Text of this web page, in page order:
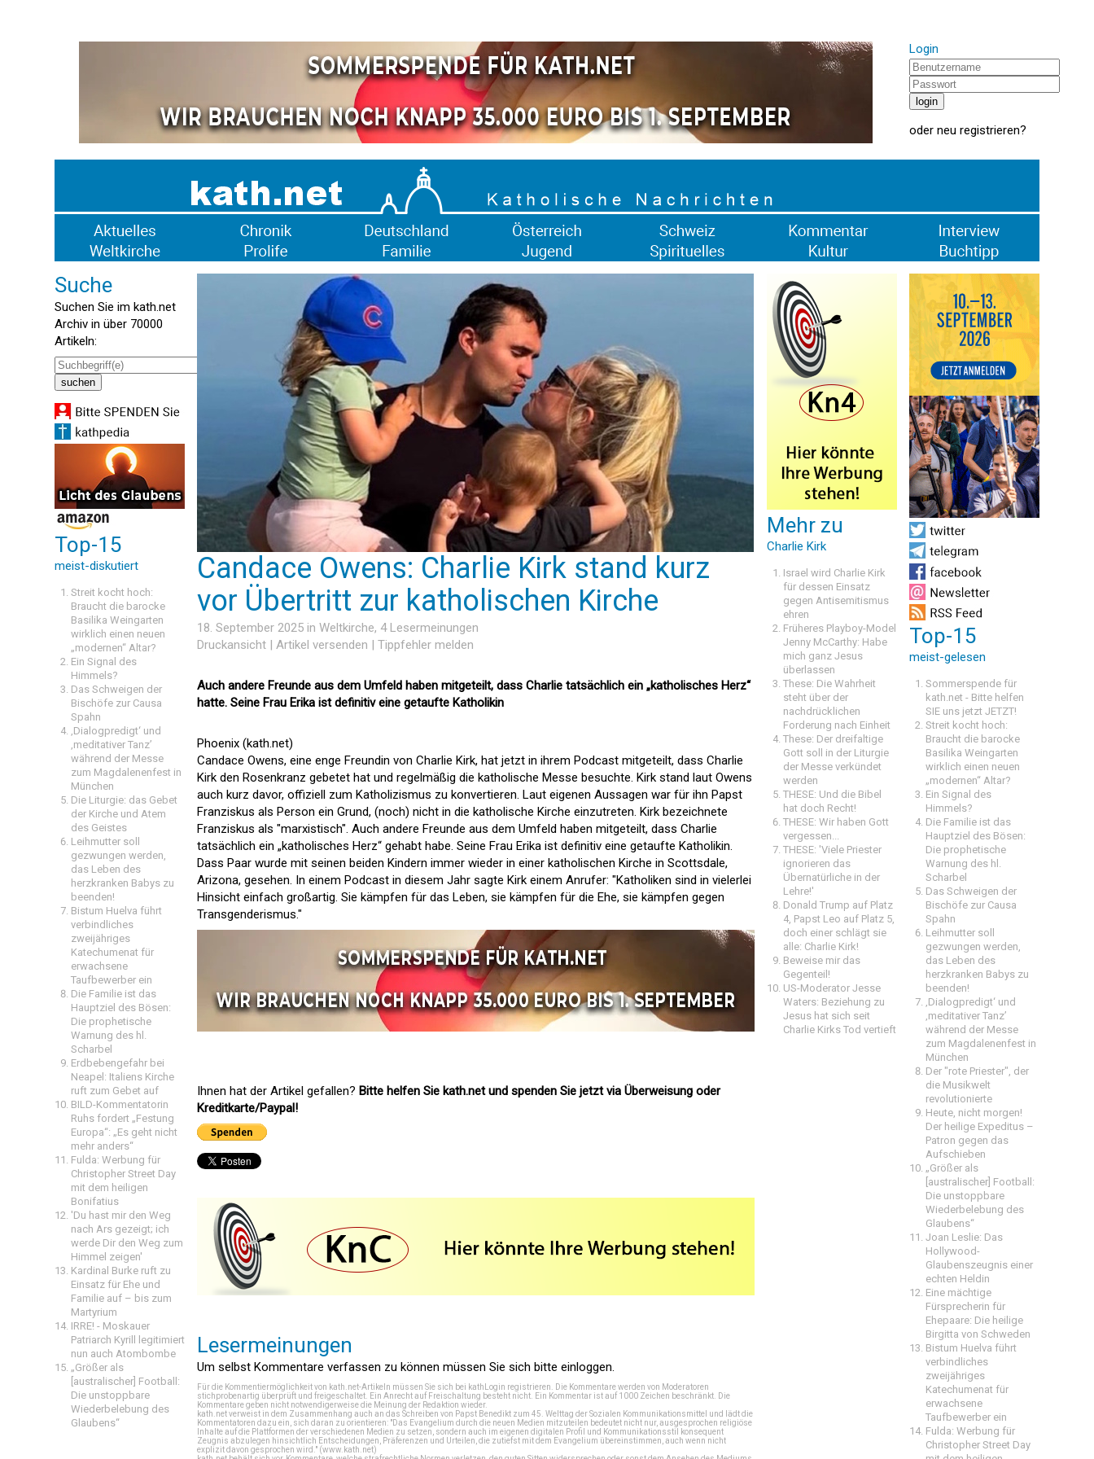
Login
oder neu registrieren?
Suche
Suchen Sie im kath.net
Archiv in über 70000
Artikeln:
Top-15
meist-diskutiert
Streit kocht hoch:
Braucht die barocke
Basilika Weingarten
wirklich einen neuen
„modernen“ Altar?
Ein Signal des
Himmels?
Das Schweigen der
Bischöfe zur Causa
Spahn
‚Dialogpredigt‘ und
‚meditativer Tanz’
während der Messe
zum Magdalenenfest in
München
Die Liturgie: das Gebet
der Kirche und Atem
des Geistes
Leihmutter soll
gezwungen werden,
das Leben des
herzkranken Babys zu
beenden!
Bistum Huelva führt
verbindliches
zweijähriges
Katechumenat für
erwachsene
Taufbewerber ein
Die Familie ist das
Hauptziel des Bösen:
Die prophetische
Warnung des hl.
Scharbel
Erdbebengefahr bei
Neapel: Italiens Kirche
ruft zum Gebet auf
BILD-Kommentatorin
Ruhs fordert „Festung
Europa“: „Es geht nicht
mehr anders“
Fulda: Werbung für
Christopher Street Day
mit dem heiligen
Bonifatius
'Du hast mir den Weg
nach Ars gezeigt; ich
werde Dir den Weg zum
Himmel zeigen'
Kardinal Burke ruft zu
Einsatz für Ehe und
Familie auf – bis zum
Martyrium
IRRE! - Moskauer
Patriarch Kyrill legitimiert
nun auch Atombombe
„Größer als
[australischer] Football:
Die unstoppbare
Wiederbelebung des
Glaubens“
Candace Owens: Charlie Kirk stand kurz
vor Übertritt zur katholischen Kirche
18. September 2025 in Weltkirche, 4 Lesermeinungen
Druckansicht | Artikel versenden | Tippfehler melden
Auch andere Freunde aus dem Umfeld haben mitgeteilt, dass Charlie tatsächlich ein „katholisches Herz“
hatte. Seine Frau Erika ist definitiv eine getaufte Katholikin
Phoenix (kath.net)
Candace Owens, eine enge Freundin von Charlie Kirk, hat jetzt in ihrem Podcast mitgeteilt, dass Charlie
Kirk den Rosenkranz gebetet hat und regelmäßig die katholische Messe besuchte. Kirk stand laut Owens
auch kurz davor, offiziell zum Katholizismus zu konvertieren. Laut eigenen Aussagen war für ihn Papst
Franziskus als Person ein Grund, (noch) nicht in die katholische Kirche einzutreten. Kirk bezeichnete
Franziskus als "marxistisch". Auch andere Freunde aus dem Umfeld haben mitgeteilt, dass Charlie
tatsächlich ein „katholisches Herz“ gehabt habe. Seine Frau Erika ist definitiv eine getaufte Katholikin.
Dass Paar wurde mit seinen beiden Kindern immer wieder in einer katholischen Kirche in Scottsdale,
Arizona, gesehen. In einem Podcast in diesem Jahr sagte Kirk einem Anrufer: "Katholiken sind in vielerlei
Hinsicht einfach großartig. Sie kämpfen für das Leben, sie kämpfen für die Ehe, sie kämpfen gegen
Transgenderismus."
Ihnen hat der Artikel gefallen? Bitte helfen Sie kath.net und spenden Sie jetzt via Überweisung oder
Kreditkarte/Paypal!
Lesermeinungen
Um selbst Kommentare verfassen zu können müssen Sie sich bitte einloggen.
Für die Kommentiermöglichkeit von kath.net-Artikeln müssen Sie sich bei kathLogin registrieren . Die Kommentare werden von Moderatoren
stichprobenartig überprüft und freigeschaltet. Ein Anrecht auf Freischaltung besteht nicht. Ein Kommentar ist auf 1000 Zeichen beschränkt. Die
Kommentare geben nicht notwendigerweise die Meinung der Redaktion wieder.
kath.net verweist in dem Zusammenhang auch an das Schreiben von Papst Benedikt zum 45. Welttag der Sozialen Kommunikationsmittel und lädt die
Kommentatoren dazu ein, sich daran zu orientieren: "Das Evangelium durch die neuen Medien mitzuteilen bedeutet nicht nur, ausgesprochen religiöse
Inhalte auf die Plattformen der verschiedenen Medien zu setzen, sondern auch im eigenen digitalen Profil und Kommunikationsstil konsequent
Zeugnis abzulegen hinsichtlich Entscheidungen, Präferenzen und Urteilen, die zutiefst mit dem Evangelium übereinstimmen, auch wenn nicht
explizit davon gesprochen wird." (www.kath.net)
Mehr zu
Charlie Kirk
Israel wird Charlie Kirk
für dessen Einsatz
gegen Antisemitismus
ehren
Früheres Playboy-Model
Jenny McCarthy: Habe
mich ganz Jesus
überlassen
These: Die Wahrheit
steht über der
nachdrücklichen
Forderung nach Einheit
These: Der dreifaltige
Gott soll in der Liturgie
der Messe verkündet
werden
THESE: Und die Bibel
hat doch Recht!
THESE: Wir haben Gott
vergessen...
THESE: 'Viele Priester
ignorieren das
Übernatürliche in der
Lehre!'
Donald Trump auf Platz
4, Papst Leo auf Platz 5,
doch einer schlägt sie
alle: Charlie Kirk!
Beweise mir das
Gegenteil!
US-Moderator Jesse
Waters: Beziehung zu
Jesus hat sich seit
Charlie Kirks Tod vertieft
Top-15
meist-gelesen
Sommerspende für
kath.net - Bitte helfen
SIE uns jetzt JETZT!
Streit kocht hoch:
Braucht die barocke
Basilika Weingarten
wirklich einen neuen
„modernen“ Altar?
Ein Signal des
Himmels?
Die Familie ist das
Hauptziel des Bösen:
Die prophetische
Warnung des hl.
Scharbel
Das Schweigen der
Bischöfe zur Causa
Spahn
Leihmutter soll
gezwungen werden,
das Leben des
herzkranken Babys zu
beenden!
‚Dialogpredigt‘ und
‚meditativer Tanz’
während der Messe
zum Magdalenenfest in
München
Der "rote Priester", der
die Musikwelt
revolutionierte
Heute, nicht morgen!
Der heilige Expeditus –
Patron gegen das
Aufschieben
„Größer als
[australischer] Football:
Die unstoppbare
Wiederbelebung des
Glaubens“
Joan Leslie: Das
Hollywood-
Glaubenszeugnis einer
echten Heldin
Eine mächtige
Fürsprecherin für
Ehepaare: Die heilige
Birgitta von Schweden
Bistum Huelva führt
verbindliches
zweijähriges
Katechumenat für
erwachsene
Taufbewerber ein
Fulda: Werbung für
Christopher Street Day